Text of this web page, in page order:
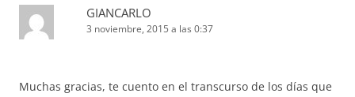
GIANCARLO
3 noviembre, 2015 a las 0:37
Muchas gracias, te cuento en el transcurso de los días que